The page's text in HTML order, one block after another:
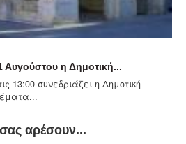
Αυγούστου η Δημοτική...
13:00 συνεδριάζει η Δημοτική
αρέσουν...